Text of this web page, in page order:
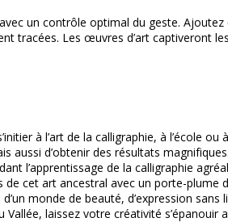
un contrôle optimal du geste.
tracées. Les œuvres d’art captiveront
à l’art de la calligraphie, à l’école
aussi d’obtenir des résultats
l’apprentissage de la calligraphie
cet art ancestral avec un porte-plume
monde de beauté, d’expression sans
laissez votre créativité s’épanouir